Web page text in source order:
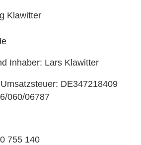
Klawitter
Inhaber: Lars Klawitter
DE347218409
060/06787
755 140